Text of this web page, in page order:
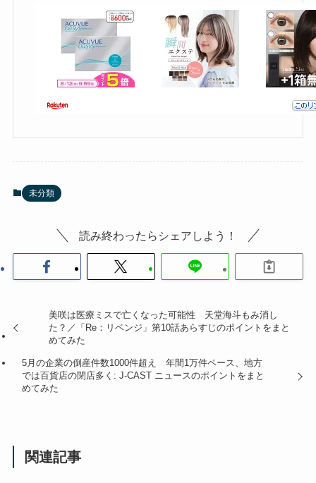
未分類
読み終わったらシェアしよう！
美咲は医療ミスで亡くなった可能性 天堂海斗もみ消し
た？／「Re：リベンジ」第10話あらすじのポイントをまと
めてみた
5月の企業の倒産件数1000件超え 年間1万件ペース、地方
では百貨店の閉店多く: J-CAST ニュースのポイントをまと
めてみた
関連記事